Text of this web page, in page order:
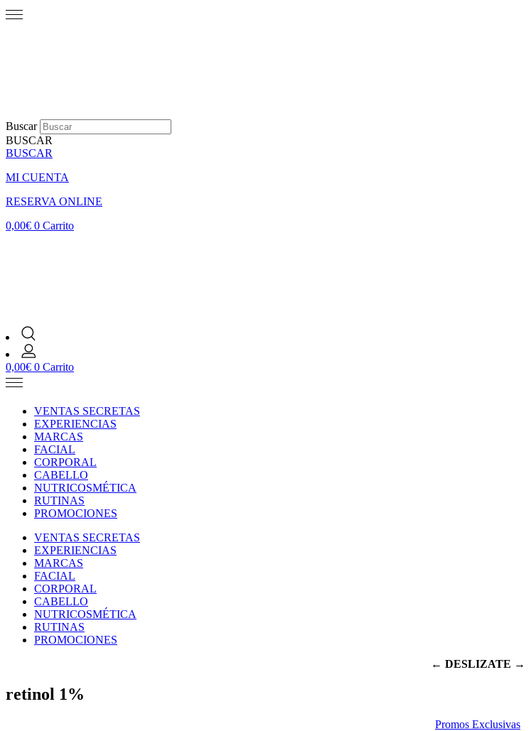
Buscar
BUSCAR
BUSCAR
MI CUENTA
RESERVA ONLINE
0,00€ 0 Carrito
0,00€ 0 Carrito
VENTAS SECRETAS
EXPERIENCIAS
MARCAS
FACIAL
CORPORAL
CABELLO
NUTRICOSMÉTICA
RUTINAS
PROMOCIONES
VENTAS SECRETAS
EXPERIENCIAS
MARCAS
FACIAL
CORPORAL
CABELLO
NUTRICOSMÉTICA
RUTINAS
PROMOCIONES
← DESLIZATE →
retinol 1%
Promos Exclusivas